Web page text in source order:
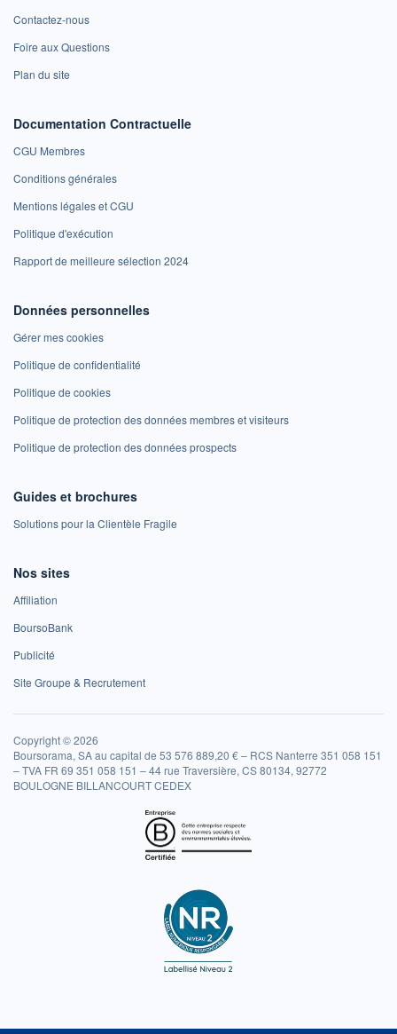
Contactez-nous
Foire aux Questions
Plan du site
Documentation Contractuelle
CGU Membres
Conditions générales
Mentions légales et CGU
Politique d'exécution
Rapport de meilleure sélection 2024
Données personnelles
Gérer mes cookies
Politique de confidentialité
Politique de cookies
Politique de protection des données membres et visiteurs
Politique de protection des données prospects
Guides et brochures
Solutions pour la Clientèle Fragile
Nos sites
Affiliation
BoursoBank
Publicité
Site Groupe & Recrutement
Copyright © 2026
Boursorama, SA au capital de 53 576 889,20 € – RCS Nanterre 351 058 151
– TVA FR 69 351 058 151 – 44 rue Traversière, CS 80134, 92772
BOULOGNE BILLANCOURT CEDEX